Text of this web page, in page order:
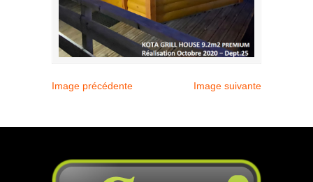
Image précédente Image suivante